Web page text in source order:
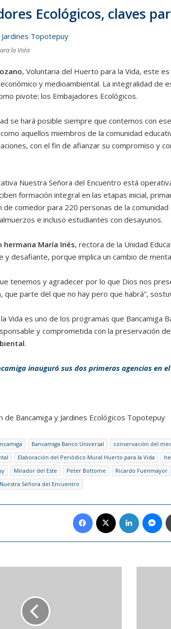
Ecológicos, claves
la Vida
, Voluntaria del Huerto para la Vida, este
y medioambiental. La integralidad de
pivote: los Embajadores Ecológicos.
se hará posible siempre que contemos con
aquellos miembros de la comunidad
con el fin de afianzar su compromiso y
Nuestra Señora del Encuentro está
formación integral en las etapas inicial,
de comedor para 220 personas de la
e incluso estudiantes con desayunos.
hermana María Inés, rectora de la Unidad
y desafiante, porque implica un cambio de
tenemos y agradecer por lo que Dios nos
que parte del que no hay pero que habrá”,
Vida es uno de los programas que Bancamiga
y comprometida con la preservación del
.
inauguró sus dos primeras agencias en
de Bancamiga y Jardines Ecológicos Topotepuy
Bancamiga Banco Universal conservación del
Elaboración del Periódico Mural Huerto para la Vida
Mirador del Este Peter Bottome Ricardo Fuenmayor
Señora del Encuentro
Facebook LinkedIn